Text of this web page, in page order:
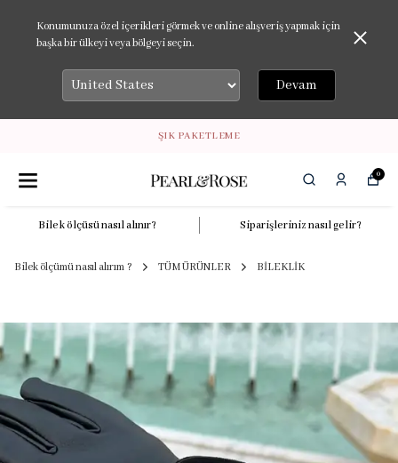
Konumunuza özel içerikleri görmek ve online alışveriş yapmak için
başka bir ülkeyi veya bölgeyi seçin.
Devam
ŞIK PAKETLEME
0
Bilek ölçüsü nasıl alınır? Siparişleriniz nasıl gelir?
Bilek ölçümü nasıl alırım ? TÜM ÜRÜNLER BİLEKLİK